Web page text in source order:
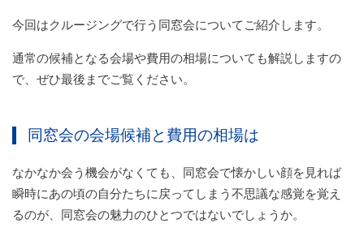
今回はクルージングで行う同窓会についてご紹介します。
通常の候補となる会場や費用の相場についても解説しますの
で、ぜひ最後までご覧ください。
同窓会の会場候補と費用の相場は
なかなか会う機会がなくても、同窓会で懐かしい顔を見れば
瞬時にあの頃の自分たちに戻ってしまう不思議な感覚を覚え
るのが、同窓会の魅力のひとつではないでしょうか。